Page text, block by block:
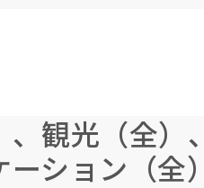
観光（全）
ション（全